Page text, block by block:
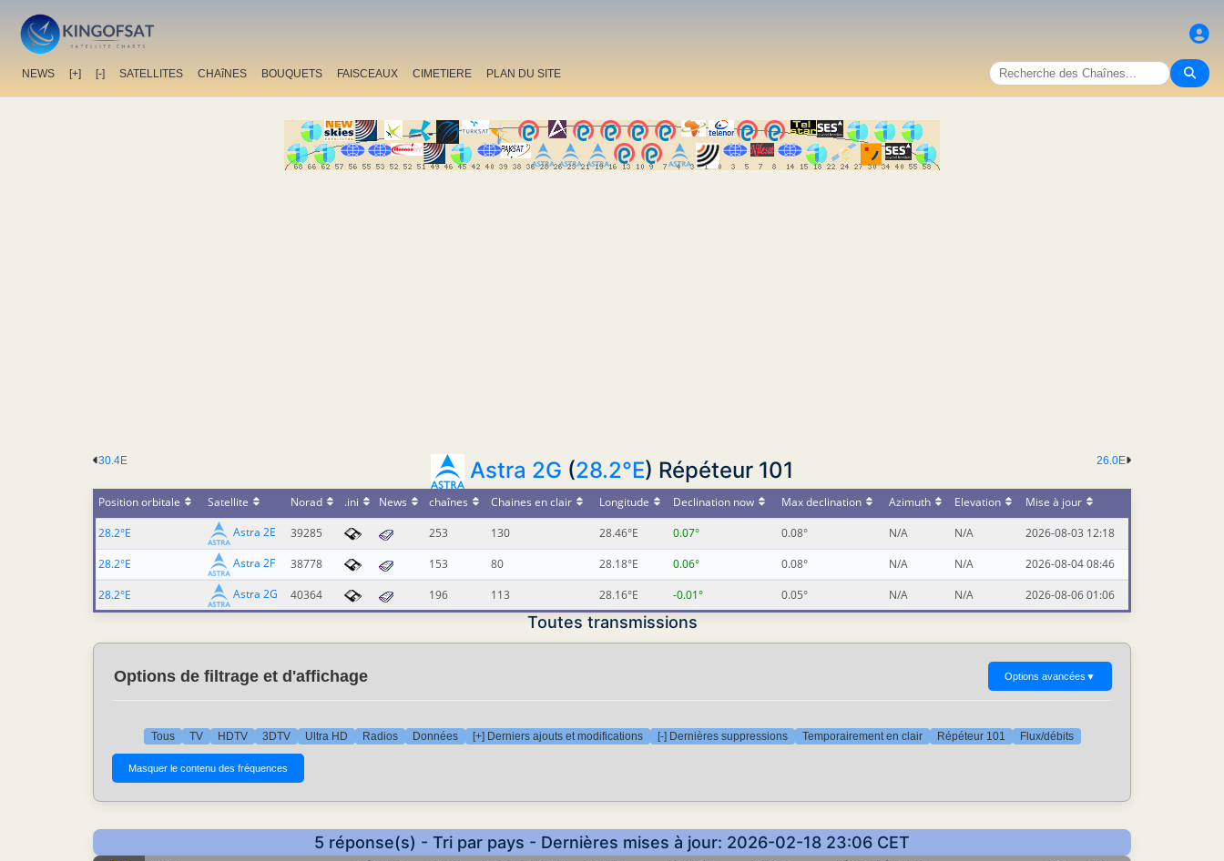
NEWS [+] [-] SATELLITES CHAîNES BOUQUETS FAISCEAUX CIMETIERE PLAN DU SITE
26.0E
30.4E Astra 2G (28.2°E) Répéteur 101
Position orbitale Satellite Norad .ini News chaînes Chaines en clair Longitude Declination now Max declination Azimuth Elevation
Mise à jour
28.2°E
Astra 2E 39285 253 130 28.46°E 0.07° 0.08° N/A N/A
2026-08-03 12:18
28.2°E
Astra 2F 38778 153 80 28.18°E 0.06° 0.08° N/A N/A
2026-08-04 08:46
28.2°E
Astra 2G 40364 196 113 28.16°E -0.01° 0.05° N/A N/A 2026-08-06 01:06
Toutes transmissions
Options de filtrage et d'affichage Options avancées ▼
Tous TV HDTV 3DTV Ultra HD Radios Données [+] Derniers ajouts et modifications [-] Dernières suppressions Temporairement en clair Répéteur 101 Flux/débits
5 réponse(s) - Tri par pays - Dernières mises à jour: 2026-02-18 23:06 CET